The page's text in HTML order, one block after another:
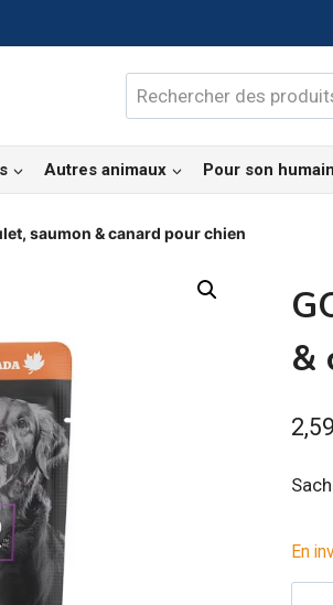
Rechercher :
Autres animaux Pour son humain
saumon & canard pour chien
&
2,59
En